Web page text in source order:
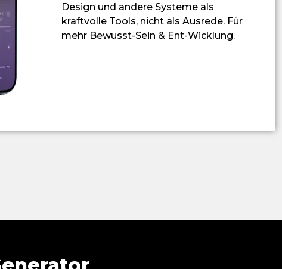
Design und andere Systeme als
kraftvolle Tools, nicht als Ausrede. Für
mehr Bewusst-Sein & Ent-Wicklung.